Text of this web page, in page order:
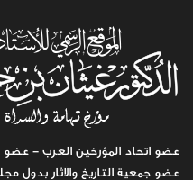
عضو اتحاد المؤرخين العرب - عضو
عضو جمعية التاريخ والآثار بدول